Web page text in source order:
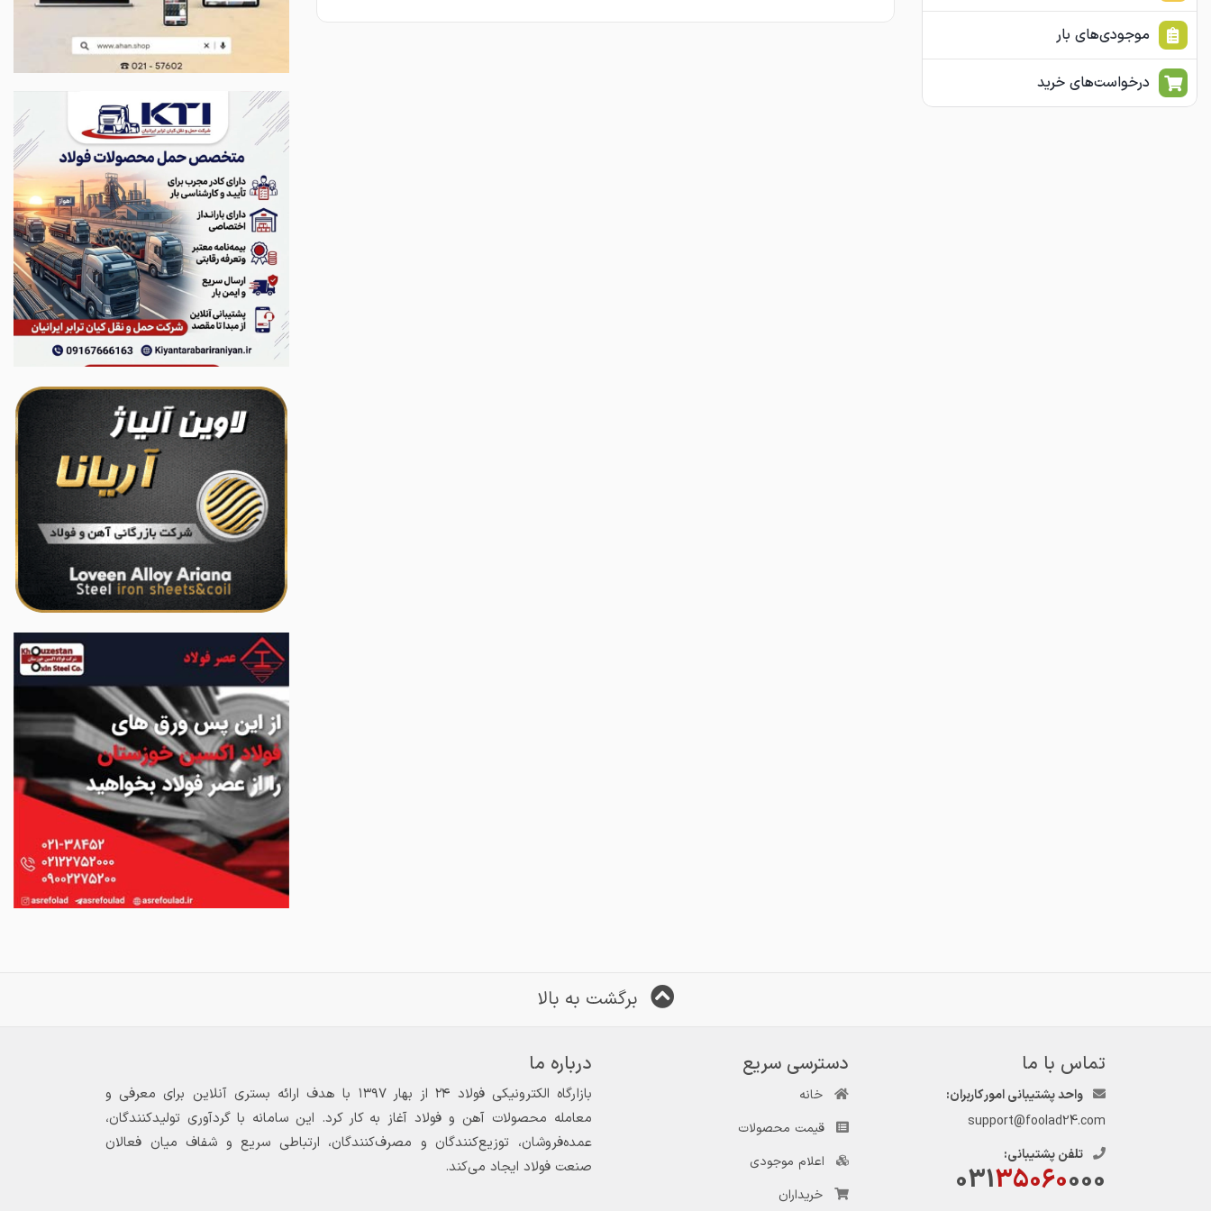
موجودی‌های بار
درخواست‌های خرید
برگشت به بالا
تماس با ما
واحد پشتیبانی امور کاربران:
support@foolad24.com
تلفن پشتیبانی:
03135060000
دسترسی سریع
خانه
قیمت محصولات
اعلام موجودی
خریداران
درباره ما
بازارگاه الکترونیکی فولاد ۲۴ از بهار ۱۳۹۷ با هدف ارائه بستری آنلاین برای معرفی و
معامله محصولات آهن و فولاد آغاز به کار کرد. این سامانه با گردآوری تولیدکنندگان،
عمده‌فروشان، توزیع‌کنندگان و مصرف‌کنندگان، ارتباطی سریع و شفاف میان فعالان
صنعت فولاد ایجاد می‌کند.